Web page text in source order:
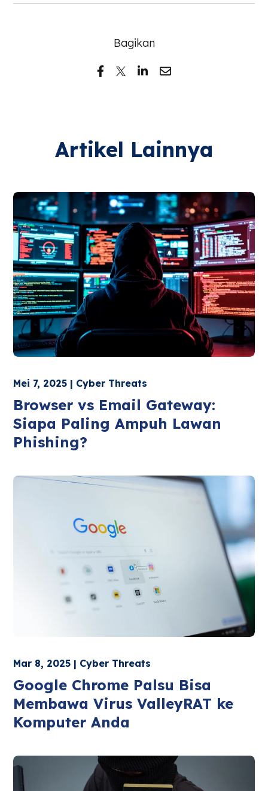
Bagikan
Artikel Lainnya
Mei 7, 2025 | Cyber Threats
Browser vs Email Gateway:
Siapa Paling Ampuh Lawan
Phishing?
Mar 8, 2025 | Cyber Threats
Google Chrome Palsu Bisa
Membawa Virus ValleyRAT ke
Komputer Anda